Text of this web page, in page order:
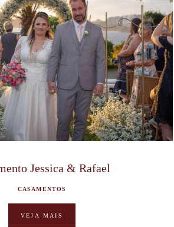
Jessica & Rafael
CASAMENTOS
VEJA MAIS